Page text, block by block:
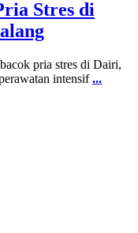
Stres di
pria stres di Dairi,
intensif...